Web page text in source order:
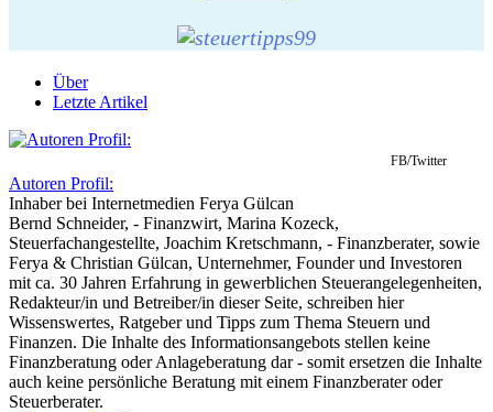
Über
Letzte Artikel
FB/Twitter
Autoren Profil:
Inhaberbei Internetmedien Ferya Gülcan
Bernd Schneider, - Finanzwirt, Marina Kozeck,
Steuerfachangestellte, Joachim Kretschmann, - Finanzberater, sowie
Ferya & Christian Gülcan, Unternehmer, Founder und Investoren
mit ca. 30 Jahren Erfahrung in gewerblichen Steuerangelegenheiten,
Redakteur/in und Betreiber/in dieser Seite, schreiben hier
Wissenswertes, Ratgeber und Tipps zum Thema Steuern und
Finanzen. Die Inhalte des Informationsangebots stellen keine
Finanzberatung oder Anlageberatung dar - somit ersetzen die Inhalte
auch keine persönliche Beratung mit einem Finanzberater oder
Steuerberater.